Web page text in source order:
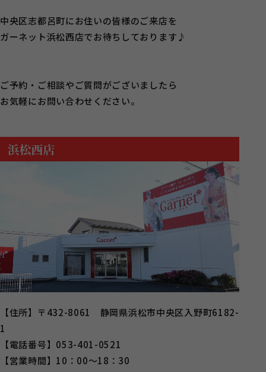
中央区志都呂町にお住いの皆様のご来店を
ガーネット浜松西店でお待ちしております♪
ご予約・ご相談やご質問がございましたら
お気軽にお問い合わせください。
【住所】〒432-8061 静岡県浜松市中央区入野町6182-
1
【電話番号】053-401-0521
【営業時間】10：00～18：30